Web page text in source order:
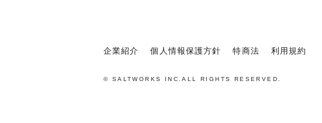
企業紹介 個人情報保護方針 特商法 利用規約
© SALTWORKS INC.ALL RIGHTS RESERVED.